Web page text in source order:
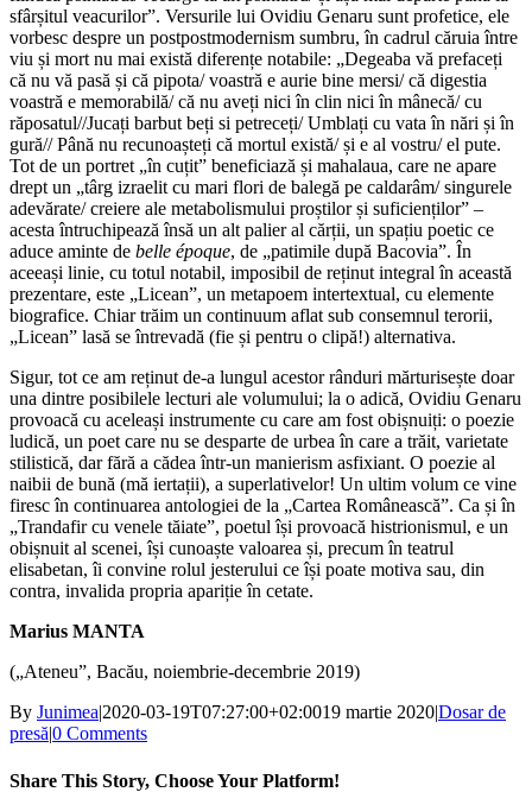
sfârșitul veacurilor”. Versurile lui Ovidiu Genaru sunt profetice, ele
vorbesc despre un postpostmodernism sumbru, în cadrul căruia între
viu și mort nu mai există diferențe nota­bile: „Degeaba vă prefaceți
că nu vă pasă și că pipota/ voastră e aurie bine mersi/ că digestia
voastră e memorabilă/ că nu aveți nici în clin nici în mânecă/ cu
răposatul//Jucați barbut beți si petreceți/ Umblați cu vata în nări și în
gură// Până nu recunoașteți că mortul există/ și e al vostru/ el pute.
Tot de un portret „în cuțit” beneficiază și mahalaua, care ne apare
drept un „târg izraelit cu mari flori de balegă pe caldarâm/ singurele
adevărate/ creiere ale metabo­lismului proștilor și suficienților” –
acesta întruchipează însă un alt palier al cărții, un spațiu poetic ce
aduce aminte de belle époque, de „patimile după Bacovia”. În
aceeași linie, cu totul notabil, imposibil de reținut integral în această
prezentare, este „Licean”, un metapoem intertextual, cu elemente
biografice. Chiar trăim un continuum aflat sub consemnul terorii,
„Licean” lasă se întrevadă (fie și pentru o clipă!) alternativa.
Sigur, tot ce am reținut de-a lungul acestor rânduri mărturisește doar
una dintre posibilele lecturi ale volumului; la o adică, Ovidiu Genaru
provoacă cu aceleași instrumente cu care am fost obișnuiți: o poezie
ludică, un poet care nu se desparte de urbea în care a trăit, varietate
stilistică, dar fără a cădea într-un manierism asfixiant. O poezie al
naibii de bună (mă iertații), a superlativelor! Un ultim volum ce vine
firesc în continuarea antologiei de la „Cartea Românească”. Ca și în
„Trandafir cu venele tăiate”, poetul își provoacă histrionismul, e un
obișnuit al scenei, își cunoaște valoarea și, precum în teatrul
elisabetan, îi convine rolul jesterului ce își poate motiva sau, din
contra, invalida propria apariție în cetate.
Marius MANTA
(„Ateneu”, Bacău, noiembrie-decembrie 2019)
By Junimea|2020-03-19T07:27:00+02:0019 martie 2020|Dosar de
presă|0 Comments
Share This Story, Choose Your Platform!